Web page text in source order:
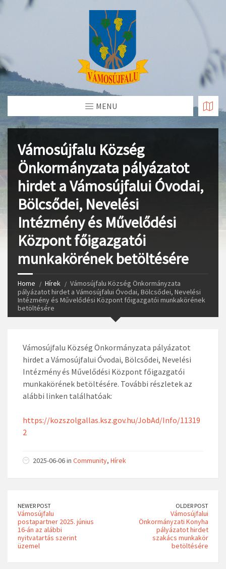
Skip
MENU
Vámosújfalu Község
Önkormányzata pályázatot
hirdet a Vámosújfalui Óvodai,
Bölcsődei, Nevelési
Intézmény és Művelődési
Központ főigazgatói
munkakörének betöltésére
Home Hírek
Vámosújfalu Község Önkormányzata
pályázatot hirdet a Vámosújfalui Óvodai, Bölcsődei, Nevelési
Intézmény és Művelődési Központ főigazgatói munkakörének
betöltésére
Vámosújfalu Község Önkormányzata pályázatot
hirdet a Vámosújfalui Óvodai, Bölcsődei, Nevelési
Intézmény és Művelődési Központ főigazgatói
munkakörének betöltésére. További részletek az
alábbi linken találhatóak:
https://kozszolgallas.ksz.gov.hu/JobAd/Info/11319
2
2025-06-06 in Community, Hírek
NEWER POST
Vámosújfalu
postapartner 2025. június
16-án az alábbi
nyitvatartás szerint
üzemel
OLDER POST
Vámosújfalui
Önkormányzati Konyha
pályázatot hirdet
szakács munkakör
betöltésére